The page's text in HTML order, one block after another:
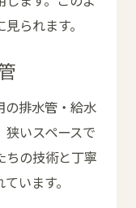
られます。
の排水管・給水
いスペースで
ちの技術と丁寧
います。